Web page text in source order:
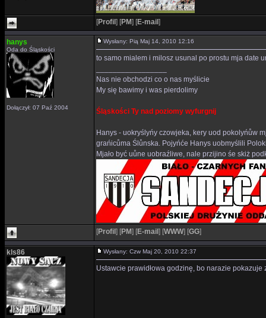
[Profil ] [PM] [E-mail ]
hanys
Oda do Śląskości
Dołączył: 07 Paź 2004
Wysłany: Pią Maj 14, 2010 12:16
to samo mialem i milosz usunal po prostu mja date
Nas nie obchodzi co o nas myślicie
My się bawimy i was pierdolimy
Śląskości Ty nad poziomy wyfurgnij
Hanys - uokryślyńy czowjeka, kery uod pokolyńůw
grańicůma Ślůnska. Pojyńće Hanys uobmyślili
Mjało być uůne uobraźliwe, nale przijino śe skiż
[Profil ] [PM] [E-mail ] [WWW] [GG]
kls86 Wysłany: Czw Maj 20, 2010 22:37
Ustawcie prawidłowa godzinę, bo narazie pokazuje